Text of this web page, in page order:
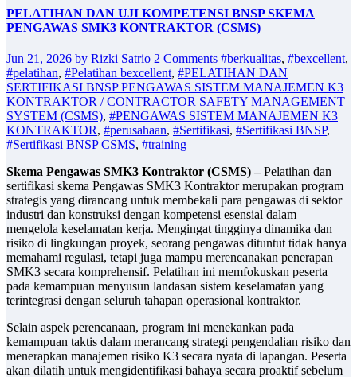
PELATIHAN DAN UJI KOMPETENSI BNSP SKEMA
PENGAWAS SMK3 KONTRAKTOR (CSMS)
Jun 21, 2026 by Rizki Satrio 2 Comments #berkualitas, #bexcellent,
#pelatihan, #Pelatihan bexcellent, #PELATIHAN DAN
SERTIFIKASI BNSP PENGAWAS SISTEM MANAJEMEN K3
KONTRAKTOR / CONTRACTOR SAFETY MANAGEMENT
SYSTEM (CSMS), #PENGAWAS SISTEM MANAJEMEN K3
KONTRAKTOR, #perusahaan, #Sertifikasi, #Sertifikasi BNSP,
#Sertifikasi BNSP CSMS, #training
Skema Pengawas SMK3 Kontraktor (CSMS) –Pelatihan dan
sertifikasi skema Pengawas SMK3 Kontraktor merupakan program
strategis yang dirancang untuk membekali para pengawas di sektor
industri dan konstruksi dengan kompetensi esensial dalam
mengelola keselamatan kerja. Mengingat tingginya dinamika dan
risiko di lingkungan proyek, seorang pengawas dituntut tidak hanya
memahami regulasi, tetapi juga mampu merencanakan penerapan
SMK3 secara komprehensif. Pelatihan ini memfokuskan peserta
pada kemampuan menyusun landasan sistem keselamatan yang
terintegrasi dengan seluruh tahapan operasional kontraktor.
Selain aspek perencanaan, program ini menekankan pada
kemampuan taktis dalam merancang strategi pengendalian risiko dan
menerapkan manajemen risiko K3 secara nyata di lapangan. Peserta
akan dilatih untuk mengidentifikasi bahaya secara proaktif sebelum